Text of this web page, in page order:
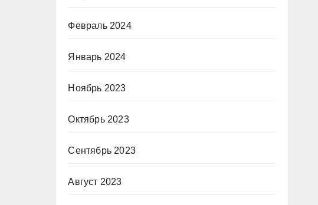
Февраль 2024
Январь 2024
Ноябрь 2023
Октябрь 2023
Сентябрь 2023
Август 2023